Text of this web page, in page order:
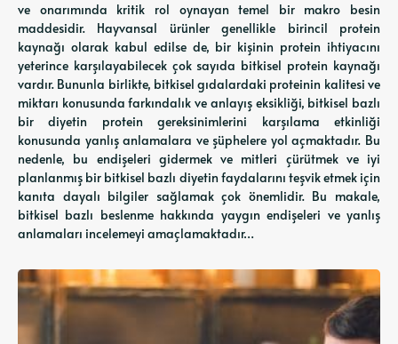
ve onarımında kritik rol oynayan temel bir makro besin
maddesidir. Hayvansal ürünler genellikle birincil protein
kaynağı olarak kabul edilse de, bir kişinin protein ihtiyacını
yeterince karşılayabilecek çok sayıda bitkisel protein kaynağı
vardır. Bununla birlikte, bitkisel gıdalardaki proteinin kalitesi ve
miktarı konusunda farkındalık ve anlayış eksikliği, bitkisel bazlı
bir diyetin protein gereksinimlerini karşılama etkinliği
konusunda yanlış anlamalara ve şüphelere yol açmaktadır. Bu
nedenle, bu endişeleri gidermek ve mitleri çürütmek ve iyi
planlanmış bir bitkisel bazlı diyetin faydalarını teşvik etmek için
kanıta dayalı bilgiler sağlamak çok önemlidir. Bu makale,
bitkisel bazlı beslenme hakkında yaygın endişeleri ve yanlış
anlamaları incelemeyi amaçlamaktadır…